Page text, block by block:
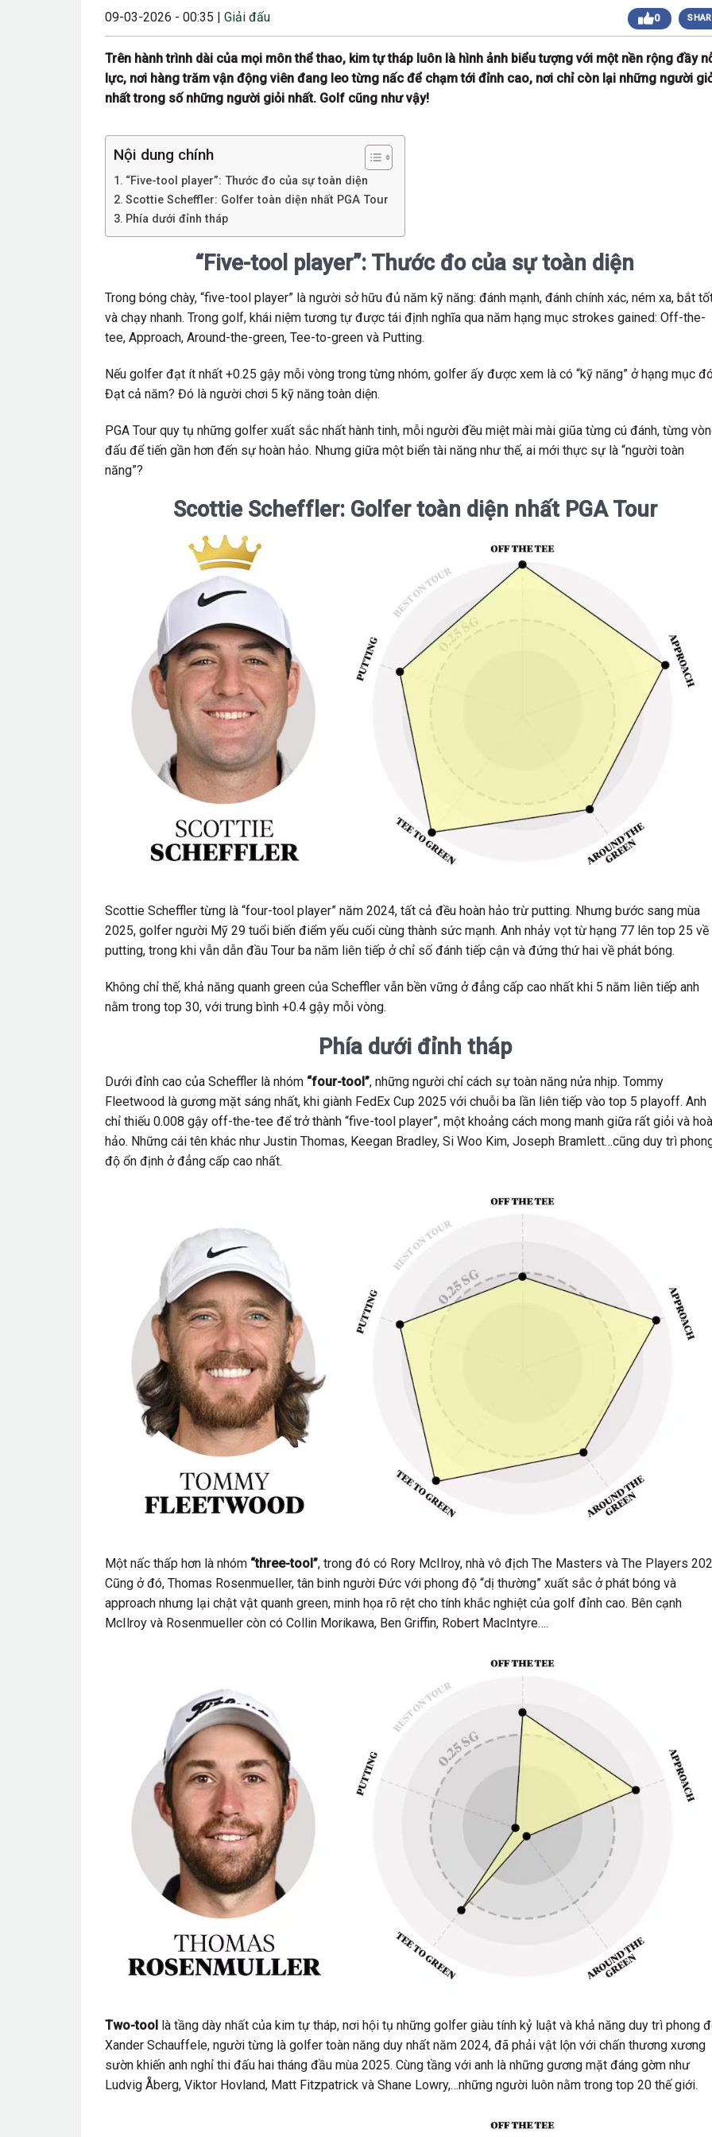
23/08/2024 12:00 sáng
28/06/2024 12:00 chiều
2024)
24/05/2024 12:00 chiều
Giải Golf Doanh nghiệp và Thương hiệu Việt Nam
lần thứ 22 (Business Vietnam Cup 22)
25/04/2024 6:00 sáng
Giải Golf Vô địch các CLB toàn quốc Lần 1
07/03/2024 12:00 chiều
22/12/2023 12:30 chiều
26/10/2023 12:00 chiều
09-03-2026 - 00:35 | Giải đấu 0
Trên hành trình dài của mọi môn thể thao, kim tự tháp luôn là hình ảnh biểu tượng với một nền rộng đầy
lực, nơi hàng trăm vận động viên đang leo từng nấc để chạm tới đỉnh cao, nơi chỉ còn lại những người
nhất trong số những người giỏi nhất. Golf cũng như vậy!
Nội dung chính
“Five-tool player”: Thước đo của sự toàn diện
Scottie Scheffler: Golfer toàn diện nhất PGA Tour
Phía dưới đỉnh tháp
“Five-tool player”: Thước đo của sự toàn diện
Trong bóng chày, “five-tool player” là người sở hữu đủ năm kỹ năng: đánh mạnh, đánh chính xác, ném xa, bắt
và chạy nhanh. Trong golf, khái niệm tương tự được tái định nghĩa qua năm hạng mục strokes gained: Off-the-
tee, Approach, Around-the-green, Tee-to-green và Putting.
Nếu golfer đạt ít nhất +0.25 gậy mỗi vòng trong từng nhóm, golfer ấy được xem là có “kỹ năng” ở hạng mục
Đạt cả năm? Đó là người chơi 5 kỹ năng toàn diện.
PGA Tour quy tụ những golfer xuất sắc nhất hành tinh, mỗi người đều miệt mài mài giũa từng cú đánh, từng
đấu để tiến gần hơn đến sự hoàn hảo. Nhưng giữa một biển tài năng như thế, ai mới thực sự là “người toàn
năng”?
Scottie Scheffler: Golfer toàn diện nhất PGA Tour
Scottie Scheffler từng là “four-tool player” năm 2024, tất cả đều hoàn hảo trừ putting. Nhưng bước sang mùa
2025, golfer người Mỹ 29 tuổi biến điểm yếu cuối cùng thành sức mạnh. Anh nhảy vọt từ hạng 77 lên top 25 về
putting, trong khi vẫn dẫn đầu Tour ba năm liên tiếp ở chỉ số đánh tiếp cận và đứng thứ hai về phát bóng.
Không chỉ thế, khả năng quanh green của Scheffler vẫn bền vững ở đẳng cấp cao nhất khi 5 năm liên tiếp anh
nằm trong top 30, với trung bình +0.4 gậy mỗi vòng.
Phía dưới đỉnh tháp
Dưới đỉnh cao của Scheffler là nhóm “four-tool”, những người chỉ cách sự toàn năng nửa nhịp. Tommy
Fleetwood là gương mặt sáng nhất, khi giành FedEx Cup 2025 với chuỗi ba lần liên tiếp vào top 5 playoff. Anh
chỉ thiếu 0.008 gậy off-the-tee để trở thành “five-tool player”, một khoảng cách mong manh giữa rất giỏi và
hảo. Những cái tên khác như Justin Thomas, Keegan Bradley, Si Woo Kim, Joseph Bramlett…cũng duy trì
độ ổn định ở đẳng cấp cao nhất.
Một nấc thấp hơn là nhóm “three-tool”, trong đó có Rory McIlroy, nhà vô địch The Masters và The Players
Cũng ở đó, Thomas Rosenmueller, tân binh người Đức với phong độ “dị thường” xuất sắc ở phát bóng và
approach nhưng lại chật vật quanh green, minh họa rõ rệt cho tính khắc nghiệt của golf đỉnh cao. Bên cạnh
McIlroy và Rosenmueller còn có Collin Morikawa, Ben Griffin, Robert MacIntyre….
Two-tool là tầng dày nhất của kim tự tháp, nơi hội tụ những golfer giàu tính kỷ luật và khả năng duy trì phong
Xander Schauffele, người từng là golfer toàn năng duy nhất năm 2024, đã phải vật lộn với chấn thương xương
sườn khiến anh nghỉ thi đấu hai tháng đầu mùa 2025. Cùng tầng với anh là những gương mặt đáng gờm như
Ludvig Åberg, Viktor Hovland, Matt Fitzpatrick và Shane Lowry,…những người luôn nằm trong top 20 thế giới.